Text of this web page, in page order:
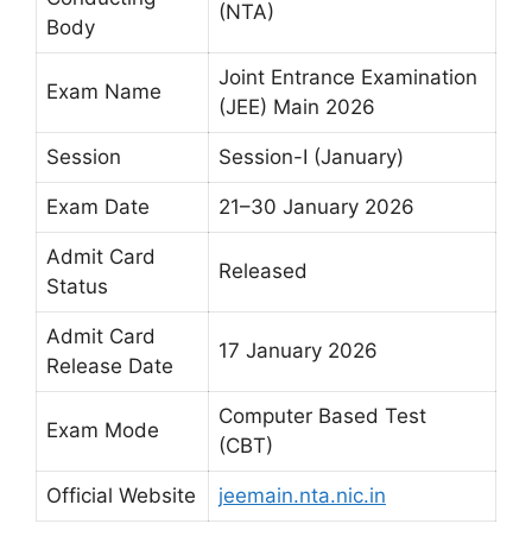
Body
(NTA)
Exam Name
Joint Entrance Examination
(JEE) Main 2026
Session Session-I (January)
Exam Date 21–30 January 2026
Admit Card
Status
Released
Admit Card
Release Date
17 January 2026
Exam Mode
Computer Based Test
(CBT)
Official Website jeemain.nta.nic.in